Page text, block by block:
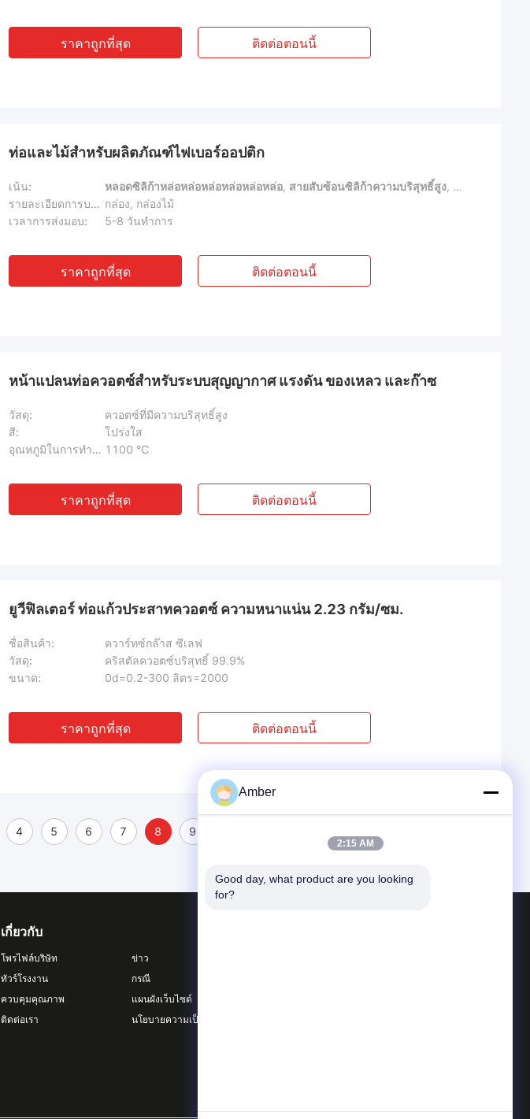
ราคาถูกที่สุด ติดต่อตอนนี้
ท่อและไม้สําหรับผลิตภัณฑ์ไฟเบอร์ออปติก
เน้น: หลอดซิลิก้าหล่อหล่อหล่อหล่อหล่อหล่อ, สายสับซ้อนซิลิก้าความบริสุทธิ์สูง, หลอดซิลิก้าหล
รายละเอียดการบรรจุ: กล่อง, กล่องไม้
เวลาการส่งมอบ:
5-8 วันทําการ
ราคาถูกที่สุด ติดต่อตอนนี้
หน้าแปลนท่อควอตซ์สำหรับระบบสุญญากาศ แรงดัน ของเหลว และก๊าซ
วัสดุ:
ควอตซ์ที่มีความบริสุทธิ์สูง
สี:
โปร่งใส
อุณหภูมิในการทำงาน: 1100 ℃
ราคาถูกที่สุด ติดต่อตอนนี้
ยูวีฟิลเตอร์ ท่อแก้วประสาทควอตซ์ ความหนาแน่น 2.23 กรัม/ซม.
ชื่อสินค้า:
ควาร์ทซ์กล๊าส ซีเลฟ
วัสดุ:
คริสตัลควอตซ์บริสุทธิ์ 99.9%
ขนาด:
0d=0.2-300 ลิตร=2000
ราคาถูกที่สุด ติดต่อตอนนี้
4 5 6 7 8 9
เกี่ยวกับ
โพรไฟล์บริษัท
ทัวร์โรงงาน
ควบคุมคุณภาพ
ติดต่อเรา
ข่าว
กรณี
แผนผังเว็บไซต์
นโยบายความเป็นส่วนตัว
Amber
2:15 AM
Good day, what product are you looking
for?